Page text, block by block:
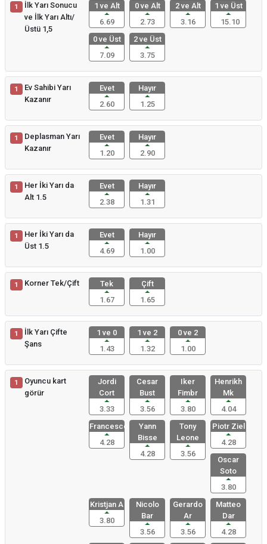
1
İlk Yarı Sonucu
ve İlk Yarı Altı/
Üstü 1,5
1 ve Alt
6.69
0 ve Alt
2.73
2 ve Alt
3.16
1 ve Üst
15.10
0 ve Üst
7.09
2 ve Üst
3.75
1
Ev Sahibi Yarı
Kazanır
Evet
2.60
Hayır
1.25
1
Deplasman Yarı
Kazanır
Evet
1.20
Hayır
2.90
1
Her İki Yarı da
Alt 1.5
Evet
2.38
Hayır
1.31
1
Her İki Yarı da
Üst 1.5
Evet
4.69
Hayır
1.00
1 Korner Tek/Çift
Tek
1.67
Çift
1.65
1
İlk Yarı Çifte
Şans
1 ve 0
1.43
1 ve 2
1.32
0 ve 2
1.00
1
Oyuncu kart
görür
Jordi
Cort
3.33
Cesar
Bust
3.56
Iker
Fimbr
3.80
Henrikh
Mk
4.04
Francesco
4.28
Yann
Bisse
4.28
Tony
Leone
3.56
Piotr Ziel
4.28
Oscar
Soto
3.80
Kristjan A
3.80
Nicolo
Bar
3.56
Gerardo
Ar
3.56
Matteo
Dar
4.28